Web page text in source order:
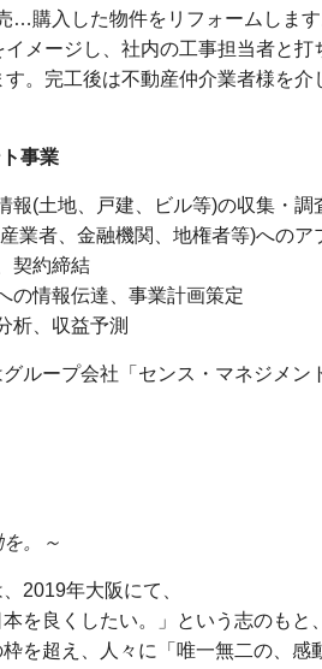
…購入した物件をリフォームしま
イメージし、社内の工事担当者と
す。完工後は不動産仲介業者様を
事業
報(土地、戸建、ビル等)の収集・調
業者、金融機関、地権者等)へのア
契約締結
の情報伝達、事業計画策定
析、収益予測
ループ会社「センス・マネジメン
。～
2019年大阪にて、
本を良くしたい。」という志のもと
を超え、人々に「唯一無二の、